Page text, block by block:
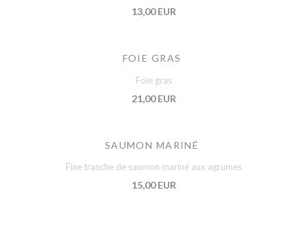
13,00 EUR
FOIE GRAS
Foie gras
21,00 EUR
SAUMON MARINÉ
Fine tranche de saumon mariné aux agrumes
15,00 EUR